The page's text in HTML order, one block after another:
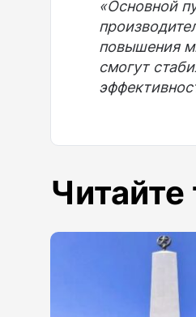
«Основной
повышения
смогут